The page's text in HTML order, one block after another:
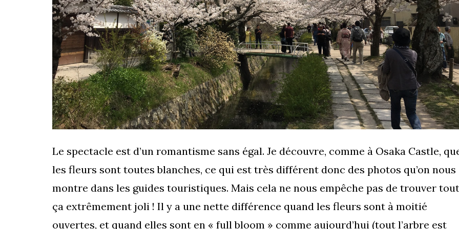
Le spectacle est d’un romantisme sans égal. Je découvre, comme à Osaka Castle,
les fleurs sont toutes blanches, ce qui est très différent donc des photos qu’on nous
montre dans les guides touristiques. Mais cela ne nous empêche pas de trouver tout
ça extrêmement joli ! Il y a une nette différence quand les fleurs sont à moitié
ouvertes, et quand elles sont en « full bloom » comme aujourd’hui (tout l’arbre est